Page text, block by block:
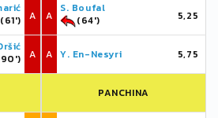
(61')
A
A
A
S. Boufal
(64')
5,25
A Y. En-Nesyri 5,75
PANCHINA